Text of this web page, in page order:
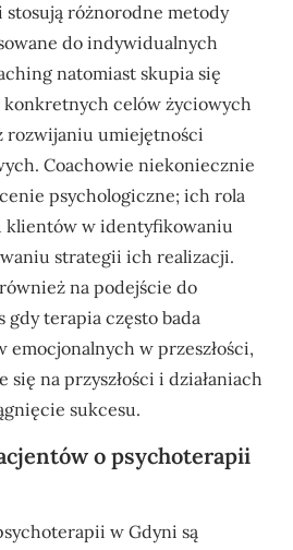
różnorodne metody
do indywidualnych
natomiast skupia się
konkretnych celów życiowych
rozwijaniu umiejętności
Coachowie niekoniecznie
psychologiczne; ich rola
klientów w identyfikowaniu
strategii ich realizacji.
na podejście do
gdy terapia często bada
emocjonalnych w przeszłości,
na przyszłości i działaniach
sukcesu.
o psychoterapii
w Gdyni są